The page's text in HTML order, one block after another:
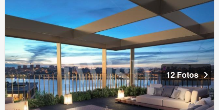
12 Fotos